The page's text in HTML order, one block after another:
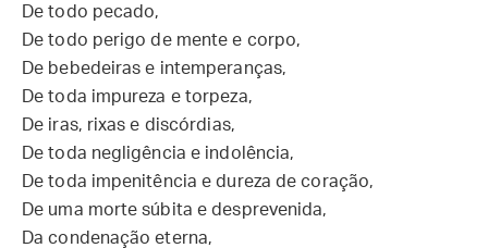
De todo pecado,
De todo perigo de mente e corpo,
De bebedeiras e intemperanças,
De toda impureza e torpeza,
De iras, rixas e discórdias,
De toda negligência e indolência,
De toda impenitência e dureza de coração,
De uma morte súbita e desprevenida,
Da condenação eterna,